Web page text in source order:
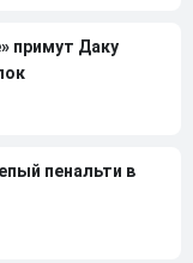
примут Даку
пенальти в